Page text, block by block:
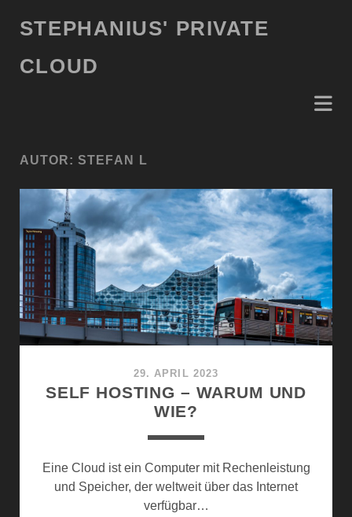
STEPHANIUS' PRIVATE
CLOUD
AUTOR: STEFAN L
29. APRIL 2023
SELF HOSTING – WARUM UND
WIE?
Eine Cloud ist ein Computer mit Rechenleistung
und Speicher, der weltweit über das Internet
verfügbar…